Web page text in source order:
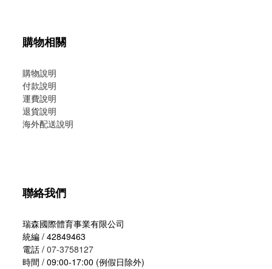
購物相關
購物說明
付款說明
運費說明
退貨說明
海外配送說明
聯絡我們
瑞森國際體育事業有限公司
統編 / 42849463
電話 / 07-3758127
時間 / 09:00-17:00 (例假日除外)